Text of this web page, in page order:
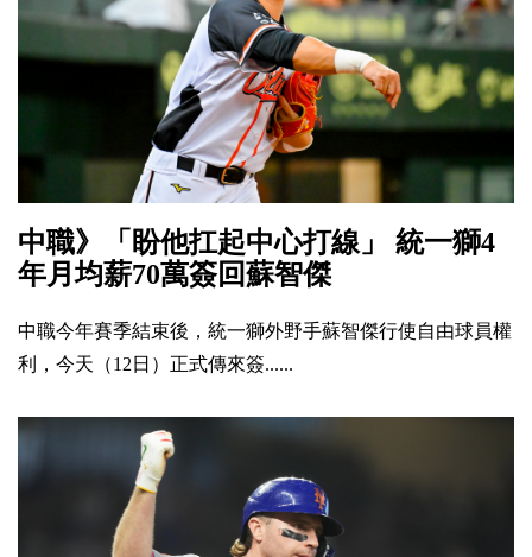
中職》「盼他扛起中心打線」 統一獅4
年月均薪70萬簽回蘇智傑
中職今年賽季結束後，統一獅外野手蘇智傑行使自由球員權
利，今天（12日）正式傳來簽......